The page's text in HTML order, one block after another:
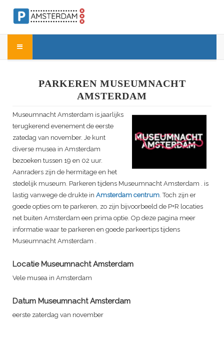
PARKEREN MUSEUMNACHT
AMSTERDAM
Museumnacht Amsterdam is jaarlijks
terugkerend evenement de eerste
zatedag van november. Je kunt
diverse musea in Amsterdam
bezoeken tussen 19 en 02 uur.
Aanraders zijn de hermitage en het
stedelijk museum. Parkeren tijdens Museumnacht Amsterdam . is
lastig vanwege de drukte in Amsterdam centrum. Toch zijn er
goede opties om te parkeren, zo zijn bijvoorbeeld de P+R locaties
net buiten Amsterdam een prima optie. Op deze pagina meer
informatie waar te parkeren en goede parkeertips tijdens
Museumnacht Amsterdam .
Locatie Museumnacht Amsterdam
Vele musea in Amsterdam
Datum Museumnacht Amsterdam
eerste zaterdag van november